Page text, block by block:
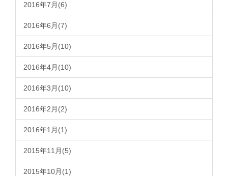
2016年7月(6)
2016年6月(7)
2016年5月(10)
2016年4月(10)
2016年3月(10)
2016年2月(2)
2016年1月(1)
2015年11月(5)
2015年10月(1)